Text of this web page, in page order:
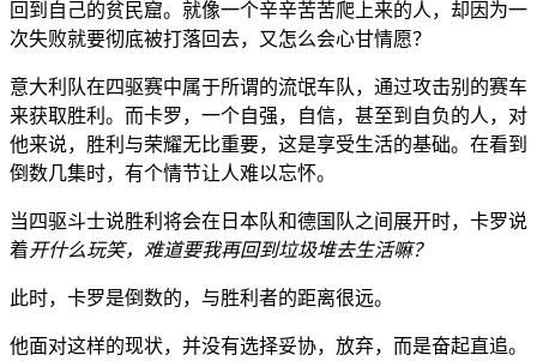
回到自己的贫民窟。就像一个辛辛苦苦爬上来的人，却因为一
次失败就要彻底被打落回去，又怎么会心甘情愿？
意大利队在四驱赛中属于所谓的流氓车队，通过攻击别的赛车
来获取胜利。而卡罗，一个自强，自信，甚至到自负的人，对
他来说，胜利与荣耀无比重要，这是享受生活的基础。在看到
倒数几集时，有个情节让人难以忘怀。
当四驱斗士说胜利将会在日本队和德国队之间展开时，卡罗说
着开什么玩笑，难道要我再回到垃圾堆去生活嘛？
此时，卡罗是倒数的，与胜利者的距离很远。
他面对这样的现状，并没有选择妥协，放弃，而是奋起直追。